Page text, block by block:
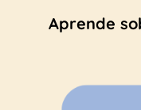
Aprende